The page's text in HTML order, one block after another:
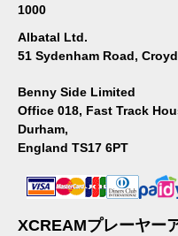
1000
Albatal Ltd.
51 Sydenham Road,
Benny Side Limited
Office 018, Fast Track
Durham,
England TS17 6PT
XCREAMプレーヤー